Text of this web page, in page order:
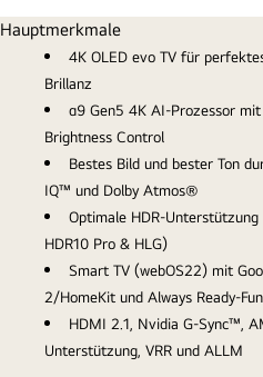
Hauptmerkmale
4K OLED evo TV für
Brillanz
α9 Gen5 4K AI-Prozessor
Brightness Control
Bestes Bild und bester Ton
IQ™ und Dolby Atmos®
Optimale HDR-
HDR10 Pro & HLG)
Smart TV (webOS22) mit
2/HomeKit und Always Ready-
HDMI 2.1, Nvidia G-Sync™,
Unterstützung, VRR und ALLM